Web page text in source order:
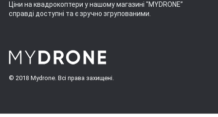
Ціни на квадрокоптери у нашому магазині "MYDRONE”
справді доступні та є зручно згрупованими.
© 2018 Mydrone. Всі права захищені.